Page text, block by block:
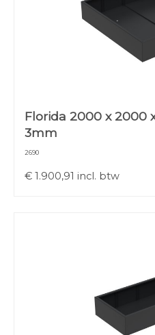
Florida 2000 x 2000
3mm
2690
€ 1.900,91 incl. btw